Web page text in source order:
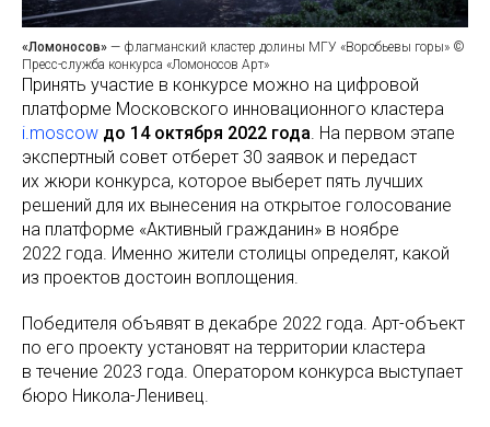
«Ломоносов» — флагманский кластер долины МГУ «Воробьевы горы» ©
Пресс-служба конкурса «Ломоносов Арт»
Принять участие в конкурсе можно на цифровой
платформе Московского инновационного кластера
i.moscow до 14 октября 2022 года. На первом этапе
экспертный совет отберет 30 заявок и передаст
их жюри конкурса, которое выберет пять лучших
решений для их вынесения на открытое голосование
на платформе «Активный гражданин» в ноябре
2022 года. Именно жители столицы определят, какой
из проектов достоин воплощения.
Победителя объявят в декабре 2022 года. Арт-объект
по его проекту установят на территории кластера
в течение 2023 года. Оператором конкурса выступает
бюро Никола-Ленивец.